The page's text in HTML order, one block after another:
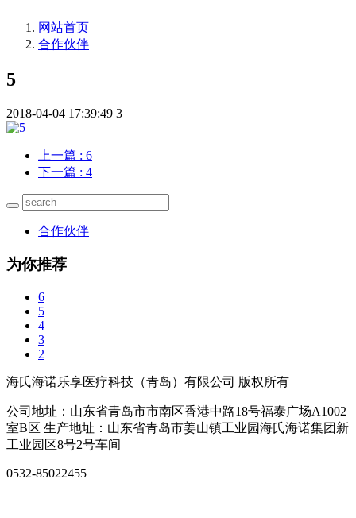
网站首页
合作伙伴
5
2018-04-04 17:39:49 3
上一篇 : 6
下一篇 : 4
合作伙伴
为你推荐
6
5
4
3
2
海氏海诺乐享医疗科技（青岛）有限公司 版权所有
公司地址：山东省青岛市市南区香港中路18号福泰广场A1002
室B区 生产地址：山东省青岛市姜山镇工业园海氏海诺集团新
工业园区8号2号车间
0532-85022455